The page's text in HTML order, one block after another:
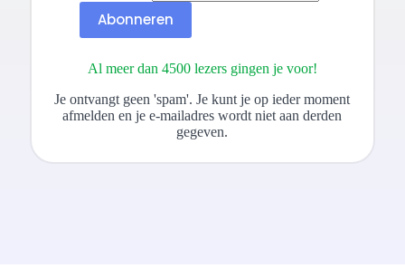
Abonneren
Al meer dan 4500 lezers gingen je voor!
Je ontvangt geen 'spam'. Je kunt je op ieder moment
afmelden en je e-mailadres wordt niet aan derden
gegeven.